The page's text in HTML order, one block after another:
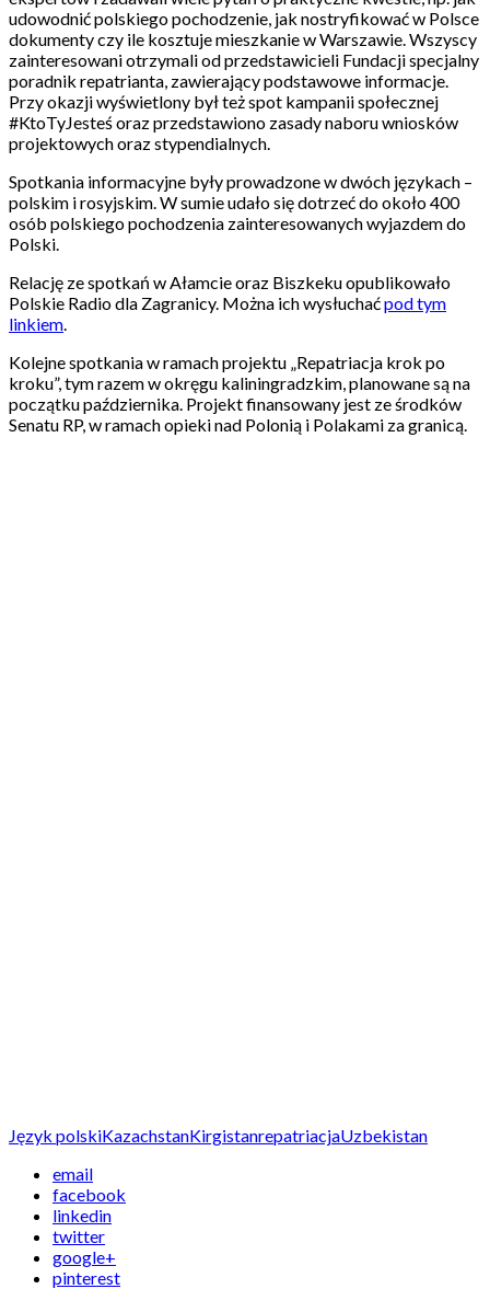
udowodnić polskiego pochodzenie, jak nostryfikować w Polsce
dokumenty czy ile kosztuje mieszkanie w Warszawie. Wszyscy
zainteresowani otrzymali od przedstawicieli Fundacji specjalny
poradnik repatrianta, zawierający podstawowe informacje.
Przy okazji wyświetlony był też spot kampanii społecznej
#KtoTyJesteś oraz przedstawiono zasady naboru wniosków
projektowych oraz stypendialnych.
Spotkania informacyjne były prowadzone w dwóch językach –
polskim i rosyjskim. W sumie udało się dotrzeć do około 400
osób polskiego pochodzenia zainteresowanych wyjazdem do
Polski.
Relację ze spotkań w Ałamcie oraz Biszkeku opublikowało
Polskie Radio dla Zagranicy. Można ich wysłuchaćpod tym
linkiem.
Kolejne spotkania w ramach projektu „Repatriacja krok po
kroku”, tym razem w okręgu kaliningradzkim, planowane są na
początku października. Projekt finansowany jest ze środków
Senatu RP, w ramach opieki nad Polonią i Polakami za granicą.
Język polskiKazachstanKirgistanrepatriacjaUzbekistan
email
facebook
linkedin
twitter
google+
pinterest